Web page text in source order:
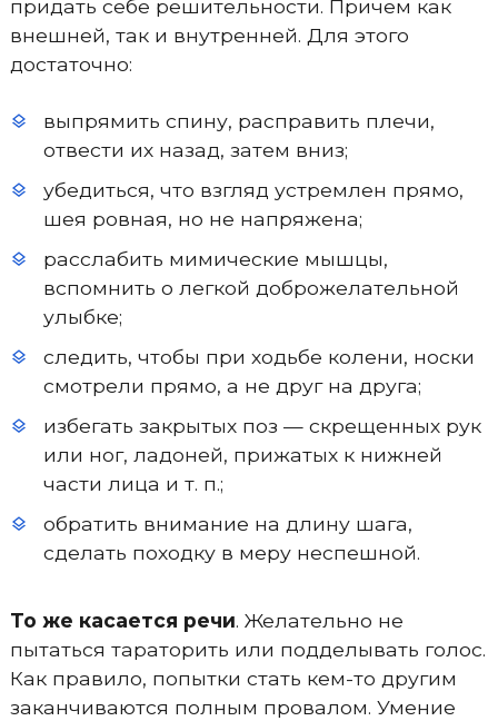
придать себе решительности. Причем как
внешней, так и внутренней. Для этого
достаточно:
выпрямить спину, расправить плечи,
отвести их назад, затем вниз;
убедиться, что взгляд устремлен прямо,
шея ровная, но не напряжена;
расслабить мимические мышцы,
вспомнить о легкой доброжелательной
улыбке;
следить, чтобы при ходьбе колени, носки
смотрели прямо, а не друг на друга;
избегать закрытых поз — скрещенных рук
или ног, ладоней, прижатых к нижней
части лица и т. п.;
обратить внимание на длину шага,
сделать походку в меру неспешной.
То же касается речи. Желательно не
пытаться тараторить или подделывать голос.
Как правило, попытки стать кем-то другим
заканчиваются полным провалом. Умение